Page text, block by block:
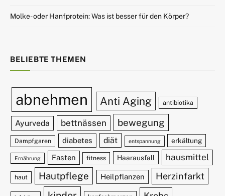
Molke- oder Hanfprotein: Was ist besser für den Körper?
BELIEBTE THEMEN
abnehmen Anti Aging antibiotika
Ayurveda bettnässen bewegung
Dampfgaren diabetes diät entspannung erkältung
Ernährung Fasten fitness Haarausfall hausmittel
haut Hautpflege Heilpflanzen Herzinfarkt